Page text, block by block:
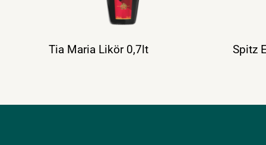
Tia Maria Likör 0,7lt Spitz